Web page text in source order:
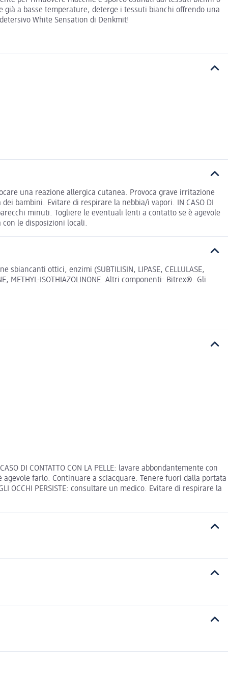
a basse temperature, deterge i tessuti bianchi offrendo una
White Sensation di Denkmit!
una reazione allergica cutanea. Provoca grave irritazione
bambini. Evitare di respirare la nebbia/i vapori. IN CASO DI
parecchi minuti. Togliere le eventuali lenti a contatto se è agevole
le disposizioni locali.
ottici, enzimi (SUBTILISIN, LIPASE, CELLULASE,
METHYL-ISOTHIAZOLINONE. Altri componenti: Bitrex®. Gli
DI CONTATTO CON LA PELLE: lavare abbondantemente con
agevole farlo. Continuare a sciacquare. Tenere fuori dalla portata
OCCHI PERSISTE: consultare un medico. Evitare di respirare la